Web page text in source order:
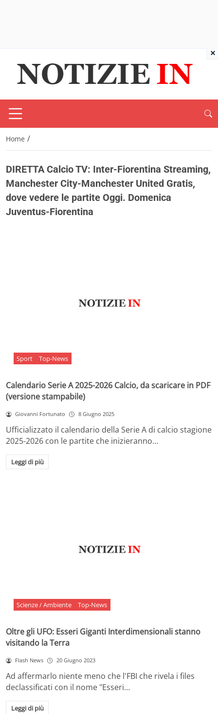
Home /
DIRETTA Calcio TV: Inter-Fiorentina Streaming,
Manchester City-Manchester United Gratis,
dove vedere le partite Oggi. Domenica
Juventus-Fiorentina
Sport Top-News
Calendario Serie A 2025-2026 Calcio, da scaricare in PDF
(versione stampabile)
Giovanni Fortunato 8 Giugno 2025
Ufficializzato il calendario della Serie A di calcio stagione
2025-2026 con le partite che inizieranno…
Leggi di più
Scienze / Ambiente Top-News
Oltre gli UFO: Esseri Giganti Interdimensionali stanno
visitando la Terra
Flash News 20 Giugno 2023
Ad affermarlo niente meno che l'FBI che rivela i files
declassificati con il nome "Esseri…
Leggi di più
×